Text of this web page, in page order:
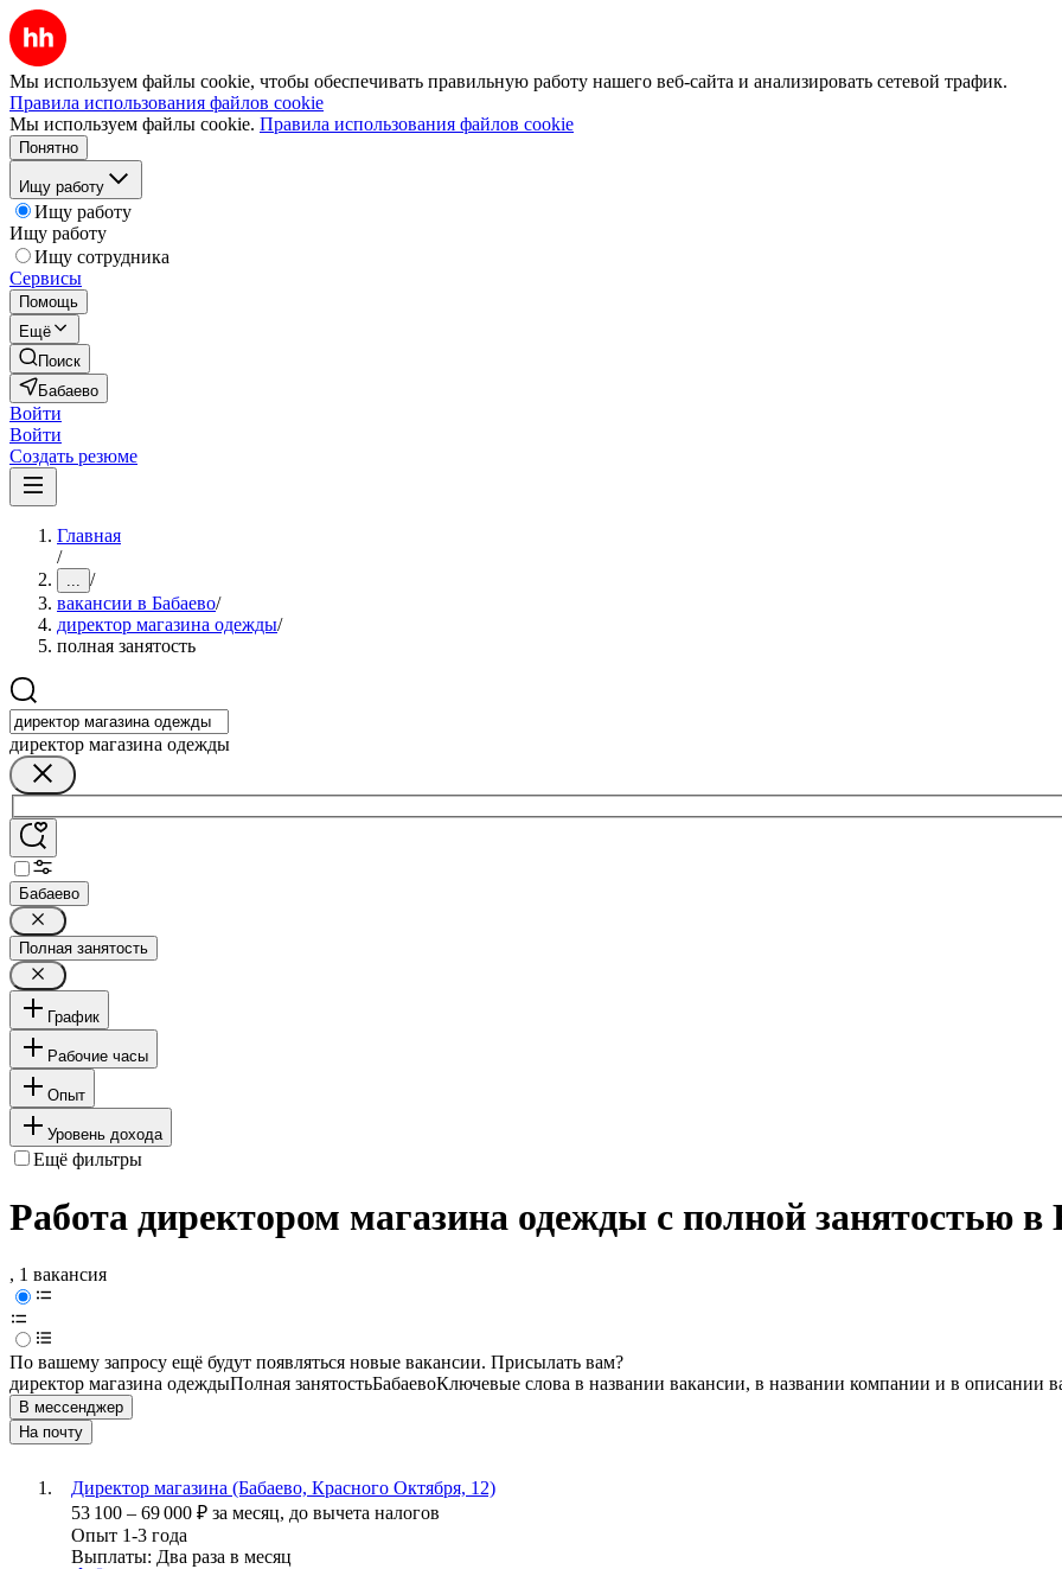
Мы используем файлы cookie, чтобы обеспечивать правильную работу нашего веб-сайта и анализировать сетевой трафик.
Правила использования файлов cookie
Мы используем файлы cookie. Правила использования файлов cookie
Понятно
Ищу работу
Ищу работу
Ищу работу
Ищу сотрудника
Сервисы
Помощь
Ещё
Поиск
Бабаево
Войти
Войти
Создать резюме
Главная
/
... /
вакансии в Бабаево/
директор магазина одежды/
полная занятость
директор магазина одежды
Бабаево
Полная занятость
График
Рабочие часы
Опыт
Уровень дохода
Ещё фильтры
Работа директором магазина одежды с полной занятостью в
, 1 вакансия
По вашему запросу ещё будут появляться новые вакансии. Присылать вам?
директор магазина одеждыПолная занятостьБабаевоКлючевые слова в названии вакансии, в названии компании и в описании
В мессенджер
На почту
Директор магазина (Бабаево, Красного Октября, 12)
53 100 – 69 000 ₽ за месяц, до вычета налогов
Опыт 1-3 года
Выплаты: Два раза в месяц